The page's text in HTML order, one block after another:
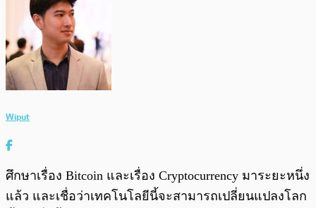
Wiput
ศึกษาเรื่อง Bitcoin และเรื่อง Cryptocurrency มาระยะหนึ่ง
แล้ว และเชื่อว่าเทคโนโลยีนี้จะสามารถเปลี่ยนแปลงโลก